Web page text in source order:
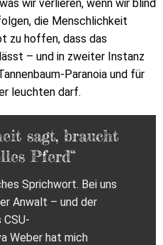
wir verlieren, wenn wir blind
die Menschlichkeit
zu hoffen, dass das
– und in zweiter Instanz
Paranoia und für
leuchten darf.
sagt, braucht
Pferd“
Sprichwort. Bei uns
Anwalt – und der
Weber hat mich